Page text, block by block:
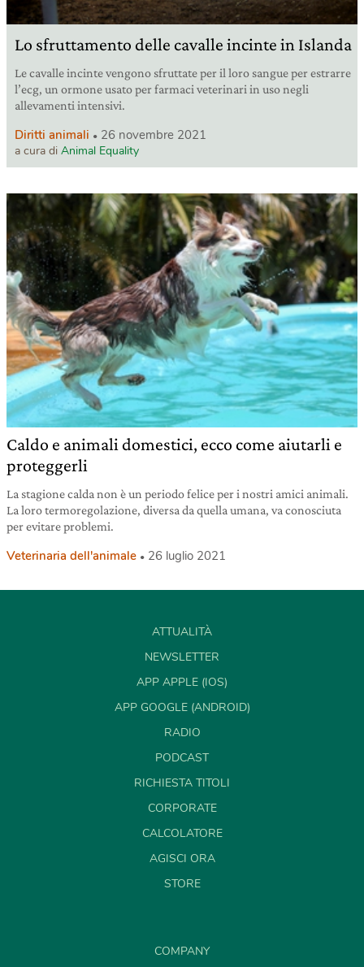
Lo sfruttamento delle cavalle incinte in Islanda
Le cavalle incinte vengono sfruttate per il loro sangue per estrarre
l’ecg, un ormone usato per farmaci veterinari in uso negli
allevamenti intensivi.
Diritti animali 26 novembre 2021
a cura di Animal Equality
Caldo e animali domestici, ecco come aiutarli e
proteggerli
La stagione calda non è un periodo felice per i nostri amici animali.
La loro termoregolazione, diversa da quella umana, va conosciuta
per evitare problemi.
Veterinaria dell'animale 26 luglio 2021
ATTUALITÀ
NEWSLETTER
APP APPLE (IOS)
APP GOOGLE (ANDROID)
RADIO
PODCAST
RICHIESTA TITOLI
CORPORATE
CALCOLATORE
AGISCI ORA
STORE
COMPANY